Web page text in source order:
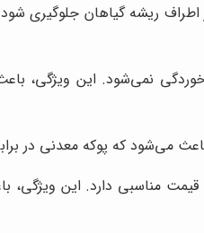
ریشه گیاهان جلوگیری
خوردگی نمی‌شود. این ویژگی،
می‌شود که پوکه معدنی در
مناسبی دارد. این